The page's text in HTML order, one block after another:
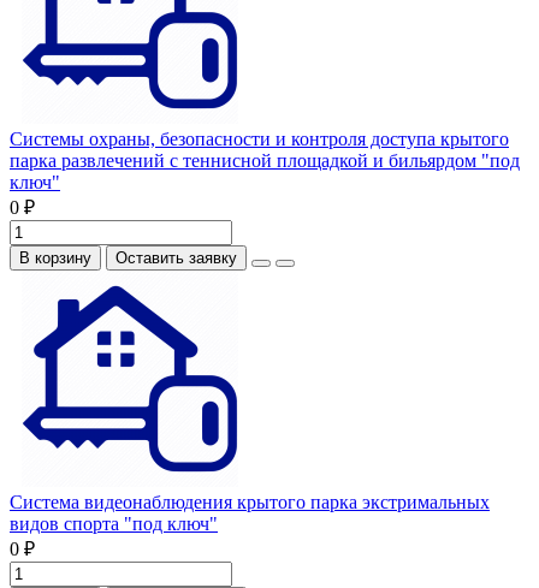
Системы охраны, безопасности и контроля доступа крытого
парка развлечений с теннисной площадкой и бильярдом "под
ключ"
0 ₽
В корзину Оставить заявку
Система видеонаблюдения крытого парка экстримальных
видов спорта "под ключ"
0 ₽